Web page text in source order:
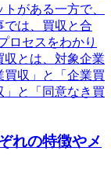
がある一方で、
では、買収と合
ロセスをわかり
とは、対象企業
収」と「企業買
」と「同意なき買
れの特徴やメ